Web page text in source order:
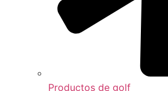
Productos de golf